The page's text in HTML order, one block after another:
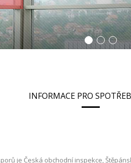
INFORMACE PRO
je Česká obchodní inspekce,